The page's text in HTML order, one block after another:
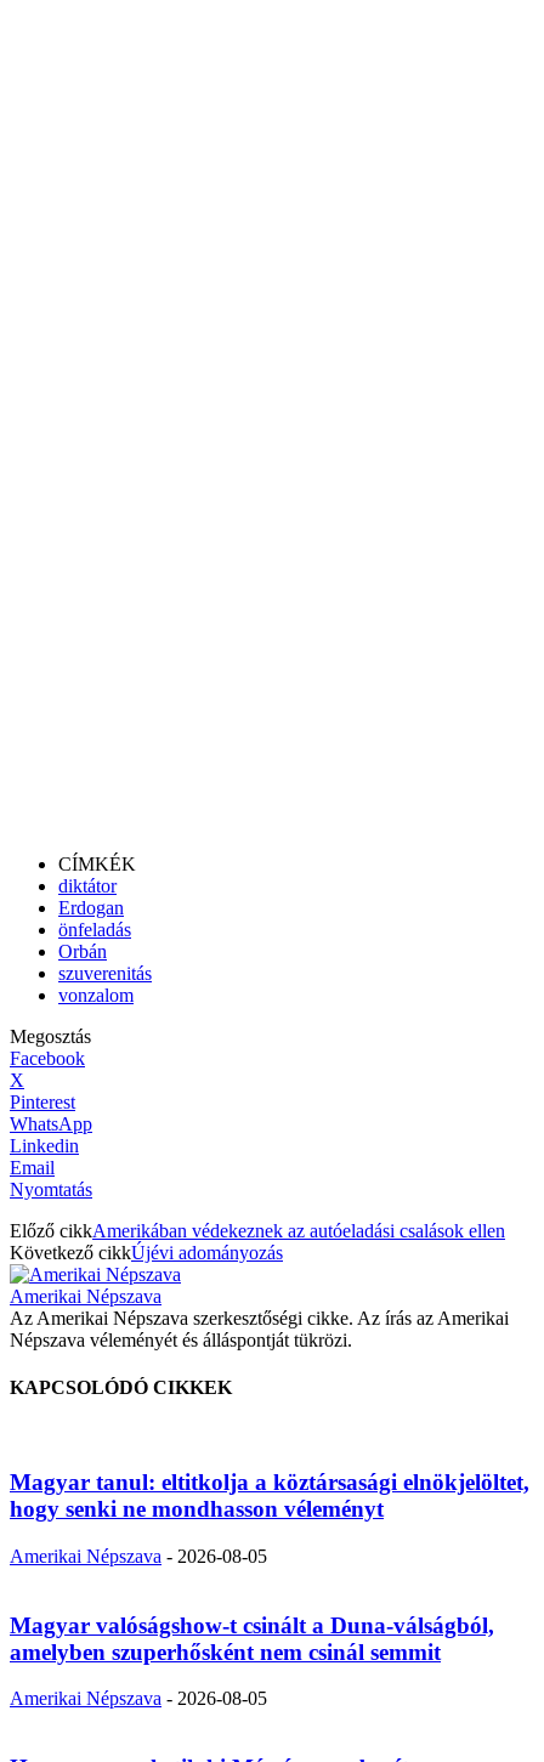
CÍMKÉK
diktátor
Erdogan
önfeladás
Orbán
szuverenitás
vonzalom
Megosztás
Facebook
X
Pinterest
WhatsApp
Linkedin
Email
Nyomtatás
Előző cikkAmerikában védekeznek az autóeladási csalások ellen
Következő cikkÚjévi adományozás
Amerikai Népszava
Az Amerikai Népszava szerkesztőségi cikke. Az írás az Amerikai
Népszava véleményét és álláspontját tükrözi.
KAPCSOLÓDÓ CIKKEK
Magyar tanul: eltitkolja a köztársasági elnökjelöltet,
hogy senki ne mondhasson véleményt
Amerikai Népszava - 2026-08-05
Magyar valóságshow-t csinált a Duna-válságból,
amelyben szuperhősként nem csinál semmit
Amerikai Népszava - 2026-08-05